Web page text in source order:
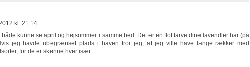
kl. 21.14
både kunne se april og højsommer i samme bed. Det er en flot farve dine lavendler har (på
jeg havde ubegrænset plads i haven tror jeg, at jeg ville have lange rækker med
for de er skønne hver især.